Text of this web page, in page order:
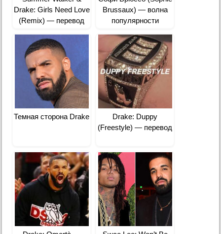
Drake: Girls Need Love
(Remix) — перевод
Brussaux) — волна
популярности
Темная сторона Drake
Drake: Duppy
(Freestyle) — перевод